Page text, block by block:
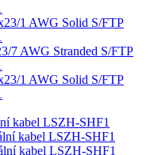
1 AWG Solid S/FTP
7 AWG Stranded S/FTP
1 AWG Solid S/FTP
kabel LSZH-SHF1
kabel LSZH-SHF1
kabel LSZH-SHF1